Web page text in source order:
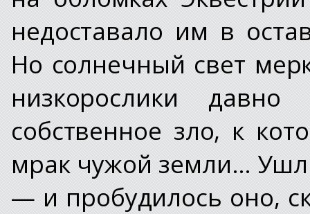
недоставало им в
Но солнечный свет
низкорослики
собственное зло, к
мрак чужой земли…
— и пробудилось оно,